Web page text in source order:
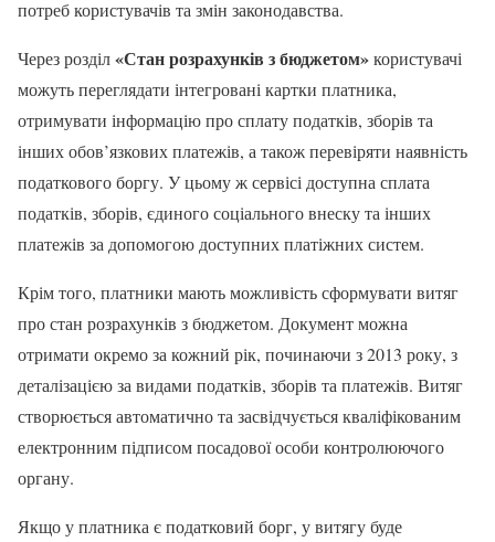
потреб користувачів та змін законодавства.
Через розділ«Стан розрахунків з бюджетом»користувачі
можуть переглядати інтегровані картки платника,
отримувати інформацію про сплату податків, зборів та
інших обов’язкових платежів, а також перевіряти наявність
податкового боргу. У цьому ж сервісі доступна сплата
податків, зборів, єдиного соціального внеску та інших
платежів за допомогою доступних платіжних систем.
Крім того, платники мають можливість сформувати витяг
про стан розрахунків з бюджетом. Документ можна
отримати окремо за кожний рік, починаючи з 2013 року, з
деталізацією за видами податків, зборів та платежів. Витяг
створюється автоматично та засвідчується кваліфікованим
електронним підписом посадової особи контролюючого
органу.
Якщо у платника є податковий борг, у витягу буде